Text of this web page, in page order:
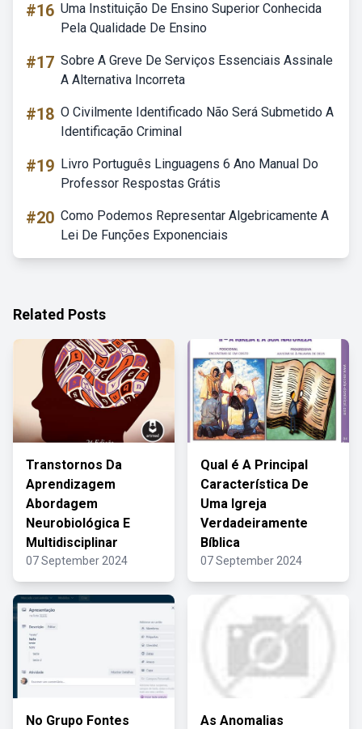
#16 Uma Instituição De Ensino Superior Conhecida
Pela Qualidade De Ensino
#17 Sobre A Greve De Serviços Essenciais Assinale
A Alternativa Incorreta
#18 O Civilmente Identificado Não Será Submetido A
Identificação Criminal
#19 Livro Português Linguagens 6 Ano Manual Do
Professor Respostas Grátis
#20 Como Podemos Representar Algebricamente A
Lei De Funções Exponenciais
Related Posts
Transtornos Da
Aprendizagem
Abordagem
Neurobiológica E
Multidisciplinar
07 September 2024
Qual é A Principal
Característica De
Uma Igreja
Verdadeiramente
Bíblica
07 September 2024
No Grupo Fontes As Anomalias